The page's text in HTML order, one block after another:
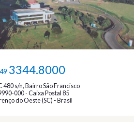
3344.8000
480 s/n, Bairro São Francisco
000 - Caixa Postal 85
do Oeste (SC) - Brasil